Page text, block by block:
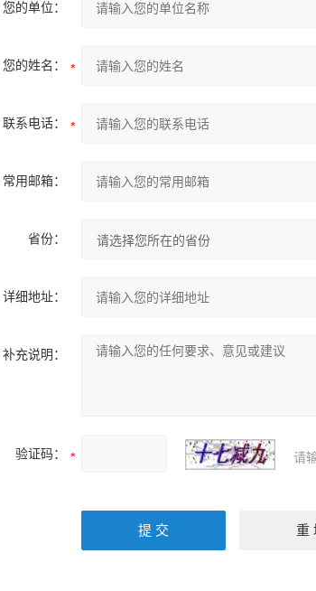
您的单位：
您的姓名：
联系电话：
常用邮箱：
省份：
详细地址：
补充说明：
验证码： 请